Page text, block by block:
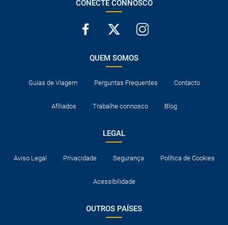
CONECTE CONNOSCO
QUEM SOMOS
Guias de Viagem Perguntas Frequentes Contacto
Afiliados Trabalhe connosco Blog
LEGAL
Aviso Legal Privacidade Segurança Política de Cookies
Acessibilidade
OUTROS PAÍSES